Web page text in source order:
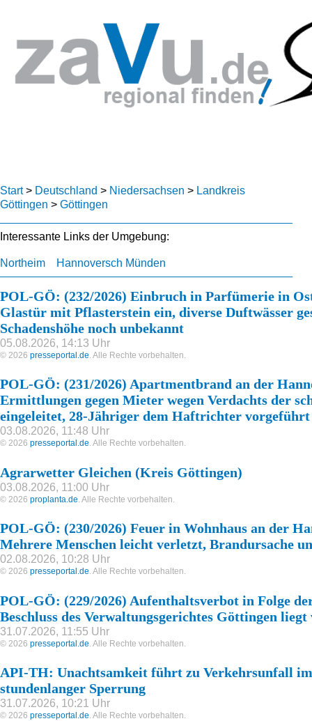
Start> Deutschland > Niedersachsen > Landkreis
Göttingen > Göttingen
Interessante Links der Umgebung:
Northeim Hannoversch Münden
POL-GÖ: (232/2026) Einbruch in Parfümerie in
Glastür mit Pflasterstein ein, diverse Duftwässer
Schadenshöhe noch unbekannt
05.08.2026, 14:13 Uhr
© 2026 presseportal.de. Alle Rechte vorbehalten.
POL-GÖ: (231/2026) Apartmentbrand an der
Ermittlungen gegen Mieter wegen Verdachts der
eingeleitet, 28-Jähriger dem Haftrichter vorgeführt
03.08.2026, 11:48 Uhr
© 2026 presseportal.de. Alle Rechte vorbehalten.
Agrarwetter Gleichen (Kreis Göttingen)
03.08.2026, 11:00 Uhr
© 2026 proplanta.de . Alle Rechte vorbehalten.
POL-GÖ: (230/2026) Feuer in Wohnhaus an der
Mehrere Menschen leicht verletzt, Brandursache
02.08.2026, 10:28 Uhr
© 2026 presseportal.de. Alle Rechte vorbehalten.
POL-GÖ: (229/2026) Aufenthaltsverbot in Folge
Beschluss des Verwaltungsgerichtes Göttingen liegt
31.07.2026, 11:55 Uhr
© 2026 presseportal.de . Alle Rechte vorbehalten.
API-TH: Unachtsamkeit führt zu Verkehrsunfall
stundenlanger Sperrung
31.07.2026, 10:21 Uhr
© 2026 presseportal.de. Alle Rechte vorbehalten.